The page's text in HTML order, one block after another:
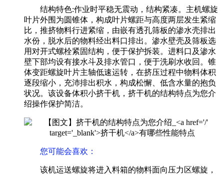
结构特色:作业时平稳无震动，结构紧凑。主机螺旋
叶片外围为圆锥体，构成叶片螺距与高度两层发生紧缩
比，推挤物料行进紧缩，由嵌有透孔筛板的渗水壳排出
水份，脱水后的物料经出料口排出。渗水壁壳及筛板选
用对开式螺栓紧固结构，便于保护拆装。进料口及渗水
壁下部均设有接水斗及排水管口，便于洗刷水收回。锥
体变距螺旋叶片主轴低速运转，在挤压过程中物料体积
逐段缩小，充沛排出积水，构成松懈、低含水量的抱负
状况。该设备体积小挤干机，挤干机的结构特点为您介
绍操作保护简洁。
您可能会喜欢：
该机运送螺旋将进入料箱的物料面向压力区螺旋，